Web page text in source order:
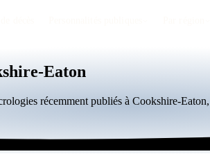
Eaton
récemment publiés à Cookshire-